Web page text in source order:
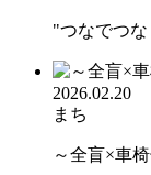
"つなでつ
2026.02.20
まち
～全盲×車